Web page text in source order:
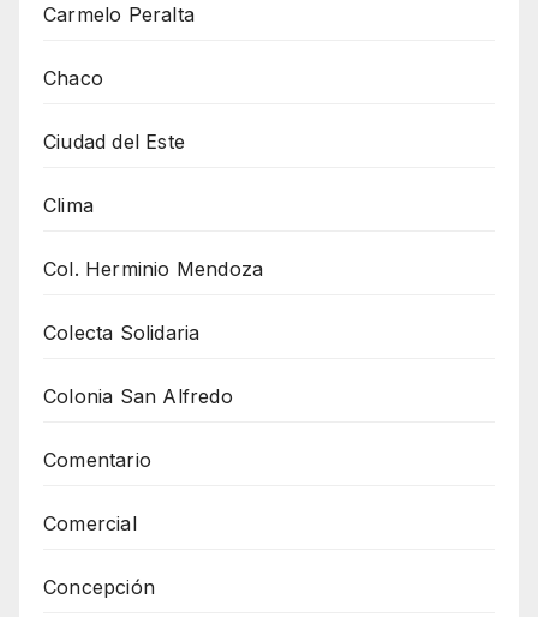
Carmelo Peralta
Chaco
Ciudad del Este
Clima
Col. Herminio Mendoza
Colecta Solidaria
Colonia San Alfredo
Comentario
Comercial
Concepción